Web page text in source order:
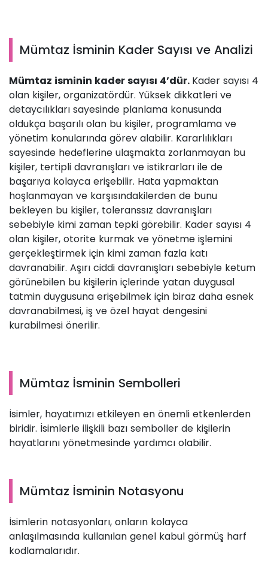
Mümtaz İsminin Kader Sayısı ve Analizi
Mümtaz isminin kader sayısı 4’dür. Kader sayısı 4
olan kişiler, organizatördür. Yüksek dikkatleri ve
detaycılıkları sayesinde planlama konusunda
oldukça başarılı olan bu kişiler, programlama ve
yönetim konularında görev alabilir. Kararlılıkları
sayesinde hedeflerine ulaşmakta zorlanmayan bu
kişiler, tertipli davranışları ve istikrarları ile de
başarıya kolayca erişebilir. Hata yapmaktan
hoşlanmayan ve karşısındakilerden de bunu
bekleyen bu kişiler, toleranssız davranışları
sebebiyle kimi zaman tepki görebilir. Kader sayısı 4
olan kişiler, otorite kurmak ve yönetme işlemini
gerçekleştirmek için kimi zaman fazla katı
davranabilir. Aşırı ciddi davranışları sebebiyle ketum
görünebilen bu kişilerin içlerinde yatan duygusal
tatmin duygusuna erişebilmek için biraz daha esnek
davranabilmesi, iş ve özel hayat dengesini
kurabilmesi önerilir.
Mümtaz İsminin Sembolleri
İsimler, hayatımızı etkileyen en önemli etkenlerden
biridir. İsimlerle ilişkili bazı semboller de kişilerin
hayatlarını yönetmesinde yardımcı olabilir.
Mümtaz İsminin Notasyonu
İsimlerin notasyonları, onların kolayca
anlaşılmasında kullanılan genel kabul görmüş harf
kodlamalarıdır.